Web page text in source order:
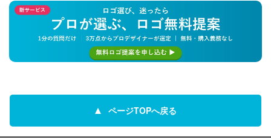
ページTOPへ戻る